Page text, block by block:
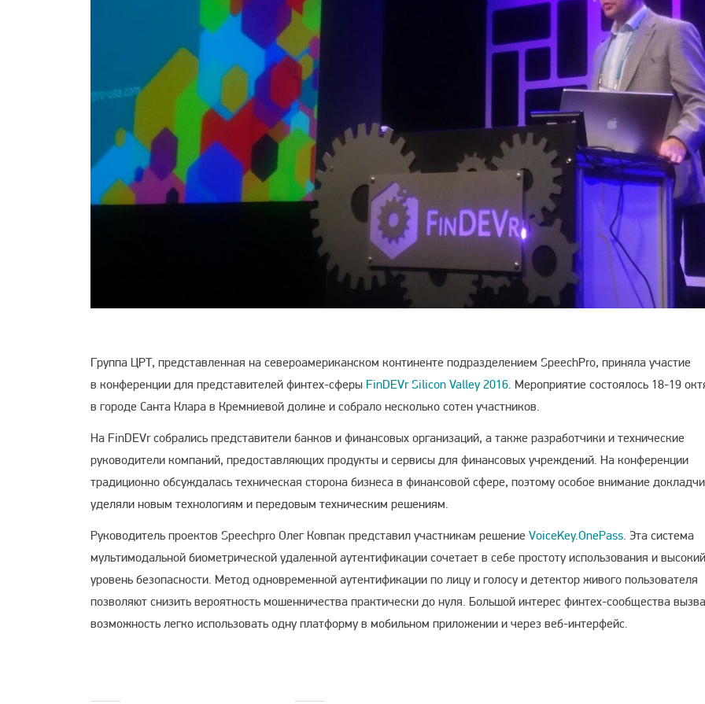
Группа ЦРТ, представленная на североамериканском континенте подразделением SpeechPro, приняла участие
в конференции для представителей финтех-сферы FinDEVr Silicon Valley 2016. Мероприятие состоялось 18-19
в городе Санта Клара в Кремниевой долине и собрало несколько сотен участников.
На FinDEVr собрались представители банков и финансовых организаций, а также разработчики и технические
руководители компаний, предоставляющих продукты и сервисы для финансовых учреждений. На конференции
традиционно обсуждалась техническая сторона бизнеса в финансовой сфере, поэтому особое внимание
уделяли новым технологиям и передовым техническим решениям.
Руководитель проектов Speechpro Олег Ковпак представил участникам решение VoiceKey.OnePass. Эта система
мультимодальной биометрической удаленной аутентификации сочетает в себе простоту использования и высокий
уровень безопасности. Метод одновременной аутентификации по лицу и голосу и детектор живого пользователя
позволяют снизить вероятность мошенничества практически до нуля. Большой интерес финтех-сообщества
возможность легко использовать одну платформу в мобильном приложении и через веб-интерфейс.